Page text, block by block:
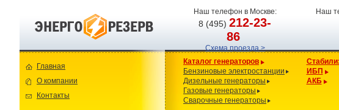
Наш телефон в Москве:
8 (495)212-23-
86
Схема проезда >
Наш
Главная
О компании
Контакты
Каталог генераторов
Бензиновые электростанции
Дизельные генераторы
Газовые генераторы
Сварочные генераторы
ИБП
АКБ